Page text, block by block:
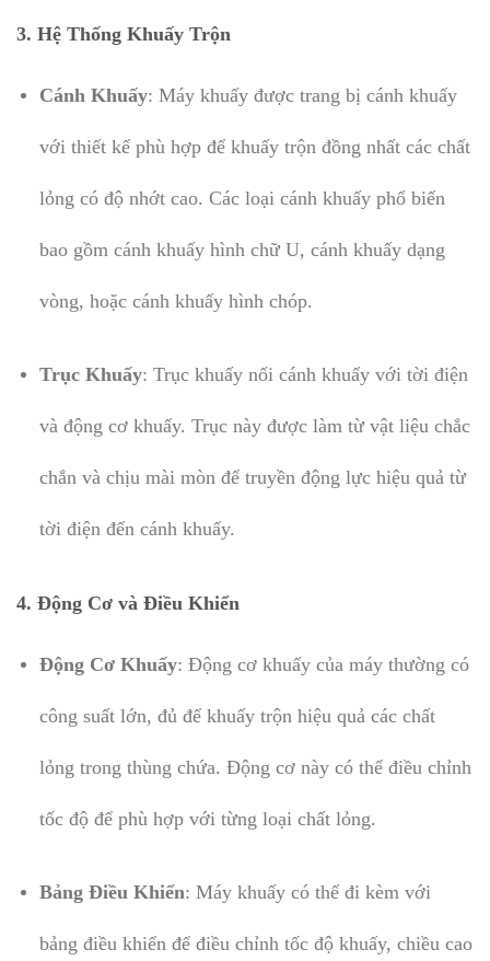
3. Hệ Thống Khuấy Trộn
Cánh Khuấy: Máy khuấy được trang bị cánh khuấy
với thiết kế phù hợp để khuấy trộn đồng nhất các chất
lỏng có độ nhớt cao. Các loại cánh khuấy phổ biến
bao gồm cánh khuấy hình chữ U, cánh khuấy dạng
vòng, hoặc cánh khuấy hình chóp.
Trục Khuấy: Trục khuấy nối cánh khuấy với tời điện
và động cơ khuấy. Trục này được làm từ vật liệu chắc
chắn và chịu mài mòn để truyền động lực hiệu quả từ
tời điện đến cánh khuấy.
4. Động Cơ và Điều Khiển
Động Cơ Khuấy: Động cơ khuấy của máy thường có
công suất lớn, đủ để khuấy trộn hiệu quả các chất
lỏng trong thùng chứa. Động cơ này có thể điều chỉnh
tốc độ để phù hợp với từng loại chất lỏng.
Bảng Điều Khiển: Máy khuấy có thể đi kèm với
bảng điều khiển để điều chỉnh tốc độ khuấy, chiều cao